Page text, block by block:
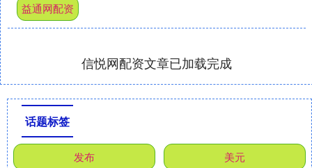
益通网配资
信悦网配资文章已加载完成
话题标签
发布 美元